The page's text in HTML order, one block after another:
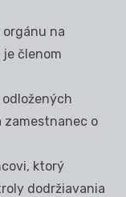
na
členom
zamestnanec o
ktorý
dodržiavania